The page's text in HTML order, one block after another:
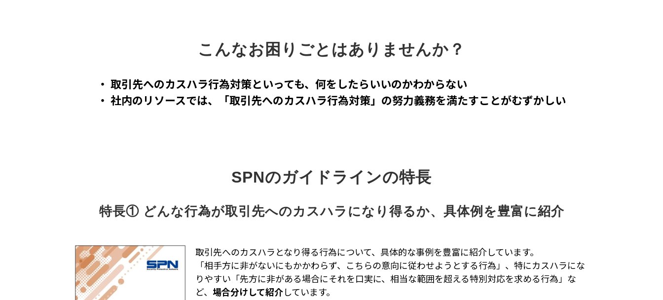
こんなお困りごとはありませんか？
・ 取引先へのカスハラ行為対策といっても、何をしたらいいのかわからない
・ 社内のリソースでは、「取引先へのカスハラ行為対策」の努力義務を満たすことがむずかしい
SPNのガイドラインの特長
特長① どんな行為が取引先へのカスハラになり得るか、具体例を豊富に紹介
取引先へのカスハラとなり得る行為について、具体的な事例を豊富に紹介しています。
「相手方に非がないにもかかわらず、こちらの意向に従わせようとする行為」、特にカスハラにな
りやすい「先方に非がある場合にそれを口実に、相当な範囲を超える特別対応を求める行為」な
ど、 場合分けして紹介しています。